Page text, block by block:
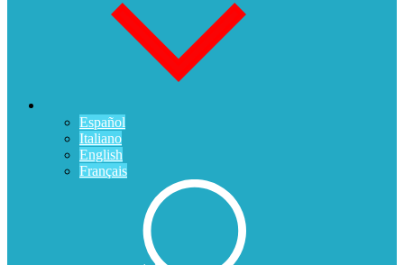
Español
Italiano
English
Français